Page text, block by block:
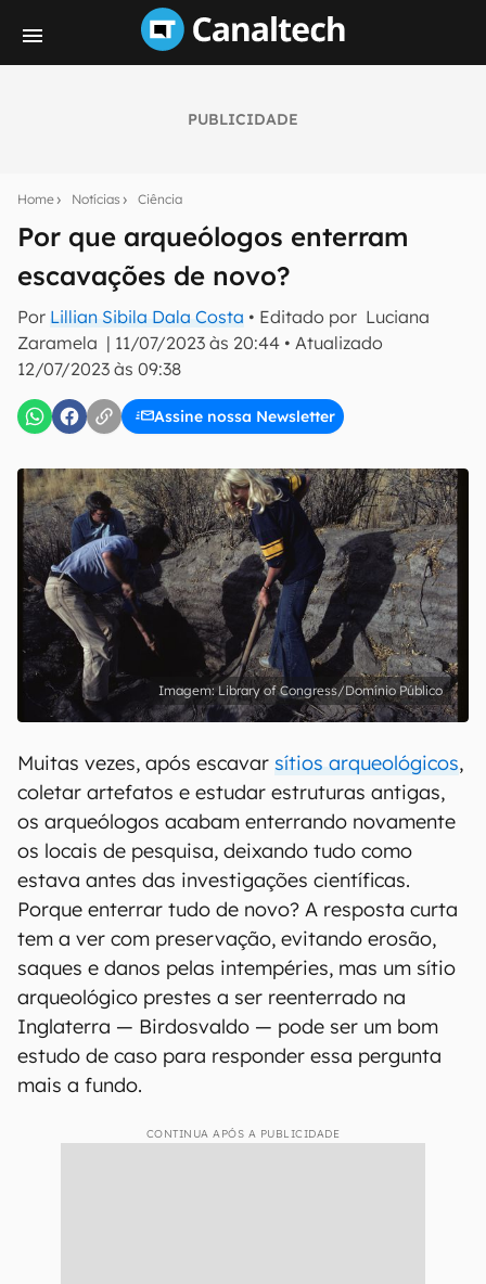
PUBLICIDADE
Home Notícias Ciência
Por que arqueólogos enterram
escavações de novo?
Por Lillian Sibila Dala Costa • Editado por Luciana
Zaramela | 11/07/2023 às 20:44 • Atualizado
12/07/2023 às 09:38
Assine nossa Newsletter
notícias e reviews sobre tecnologia em primeira
E-mail
Confirmo que li, aceito e concordo com os
Library of Congress/Domínio Público
Muitas vezes, após escavar sítios arqueológicos,
coletar artefatos e estudar estruturas antigas,
os arqueólogos acabam enterrando novamente
os locais de pesquisa, deixando tudo como
estava antes das investigações científicas.
Porque enterrar tudo de novo? A resposta curta
tem a ver com preservação, evitando erosão,
saques e danos pelas intempéries, mas um sítio
arqueológico prestes a ser reenterrado na
Inglaterra — Birdosvaldo — pode ser um bom
estudo de caso para responder essa pergunta
mais a fundo.
CONTINUA APÓS A PUBLICIDADE